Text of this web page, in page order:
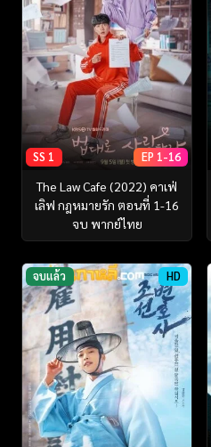
SS 1 EP 1-16
The Law Cafe (2022) คาเฟ่
เลิฟ กฎหมายรัก ตอนที่ 1-16
จบ พากย์ไทย
จบแล้ว HD